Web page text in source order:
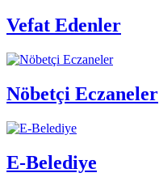
Vefat Edenler
Nöbetçi Eczaneler
E-Belediye